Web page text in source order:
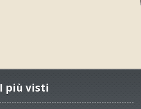
I più visti